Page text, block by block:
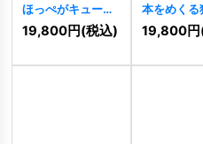
ほっぺがキュート
な猫のイラストロ
ゴ [ 11377 ]
19,800円(税込)
本をめくる
わいいロゴ
11375 ]
19,800円